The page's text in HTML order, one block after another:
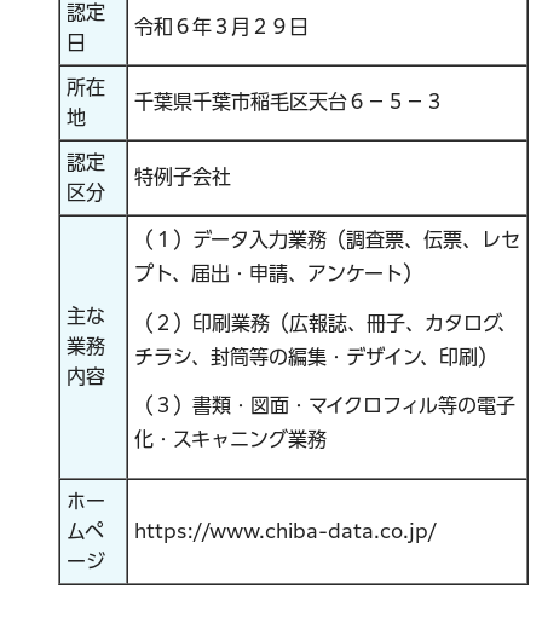
認定
日
令和６年３月２９日
所在
地
千葉県千葉市稲毛区天台６－５－３
認定
区分
特例子会社
主な
業務
内容
（１）データ入力業務（調査票、伝票、レセ
プト、届出・申請、アンケート）
（２）印刷業務（広報誌、冊子、カタログ、
チラシ、封筒等の編集・デザイン、印刷）
（３）書類・図面・マイクロフィル等の電子
化・スキャニング業務
ホー
ムペ
ージ
https://www.chiba-data.co.jp/